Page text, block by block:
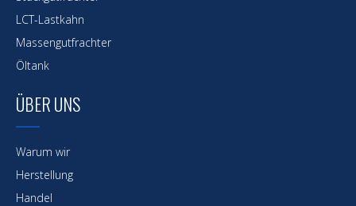
LCT-Lastkahn
Massengutfrachter
Öltank
ÜBER UNS
Warum wir
Herstellung
Handel